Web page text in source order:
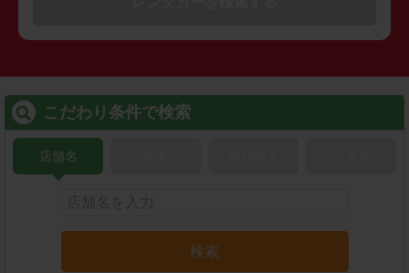
こだわり条件で検索
店舗名
検索